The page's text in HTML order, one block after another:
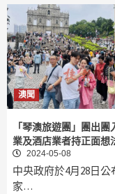
澳聞
「琴澳旅遊團」團出團
業及酒店業者持正面想
2024-05-08
中央政府於4月28日公
家…